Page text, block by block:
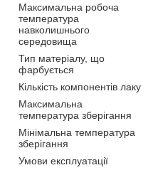
Максимальна робоча
температура
навколишнього
середовища
Тип матеріалу, що
фарбується
Кількість компонентів лаку
Максимальна
температура зберігання
Мінімальна температура
зберігання
Умови експлуатації